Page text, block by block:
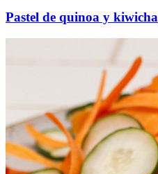
Pastel de quinoa y kiwicha